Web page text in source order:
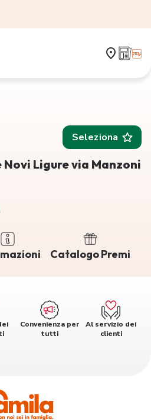
Seleziona
Ligure via Manzoni
Catalogo Premi
Convenienza per
tutti
Al servizio dei
clienti